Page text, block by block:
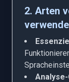
2. Arten